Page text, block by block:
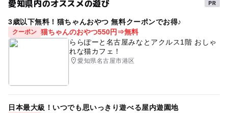
幼児プールあり ドライブ
GW(ゴールデンウィーク)2027 三連休
節約おでかけト 屋内プール ウォータースライダー
春休み2027 夏休み2026
駅から近い
愛知県内のオススメの遊び
3歳以下無料！猫ちゃんおやつ 無料クーポンでお得♪
クーポン 猫ちゃんのおやつ550円⇒無料
ららぽーと名古屋みなとアクルス1階 おしゃ
れな猫カフェ！
愛知県名古屋市港区
日本最大級！いつでも思いっきり遊べる屋内遊園地